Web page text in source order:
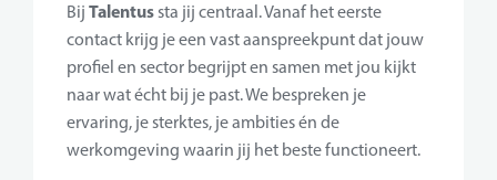
Bij Talentussta jij centraal. Vanaf het eerste
contact krijg je een vast aanspreekpunt dat jouw
profiel en sector begrijpt en samen met jou kijkt
naar wat écht bij je past. We bespreken je
ervaring, je sterktes, je ambities én de
werkomgeving waarin jij het beste functioneert.